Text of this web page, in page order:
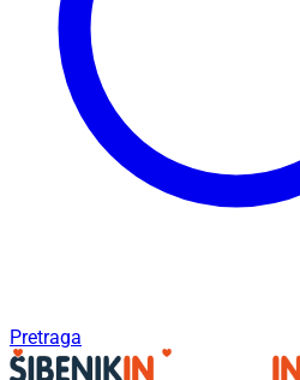
Pretraga